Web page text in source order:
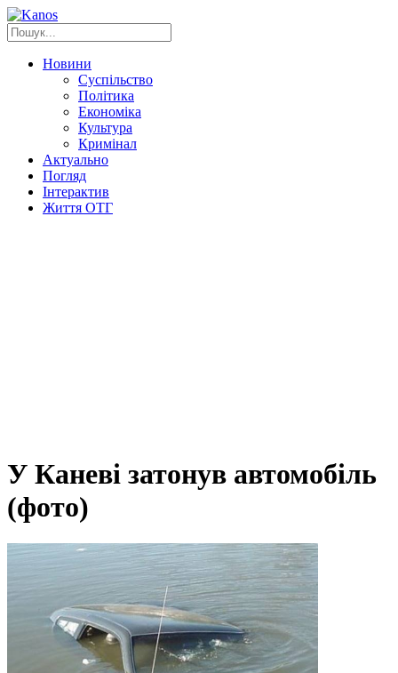
Новини
Суспільство
Політика
Економіка
Культура
Кримінал
Актуально
Погляд
Інтерактив
Життя ОТГ
У Каневі затонув автомобіль
(фото)